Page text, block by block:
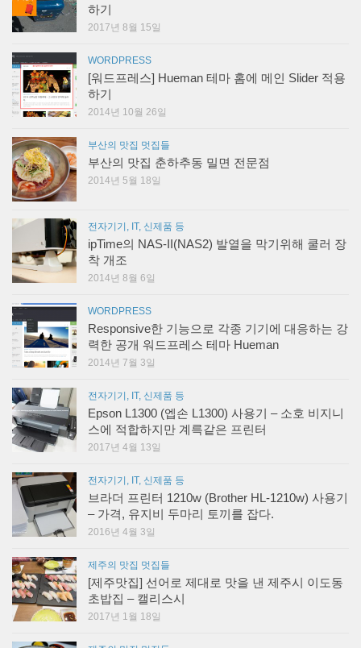
하기
2017년 8월 15일
WORDPRESS
[워드프레스] Hueman 테마 홈에 메인 Slider 적용
하기
2014년 10월 26일
부산의 맛집 멋집들
부산의 맛집 춘하추동 밀면 전문점
2014년 5월 18일
전자기기, IT, 신제품 등
ipTime의 NAS-II(NAS2) 발열을 막기위해 쿨러 장
착 개조
2014년 8월 6일
WORDPRESS
Responsive한 기능으로 각종 기기에 대응하는 강
력한 공개 워드프레스 테마 Hueman
2014년 7월 3일
전자기기, IT, 신제품 등
Epson L1300 (엡손 L1300) 사용기 – 소호 비지니
스에 적합하지만 계륵같은 프린터
2017년 4월 13일
전자기기, IT, 신제품 등
브라더 프린터 1210w (Brother HL-1210w) 사용기
– 가격, 유지비 두마리 토끼를 잡다.
2016년 4월 3일
제주의 맛집 멋집들
[제주맛집] 선어로 제대로 맛을 낸 제주시 이도동
초밥집 – 캘리스시
2017년 1월 18일